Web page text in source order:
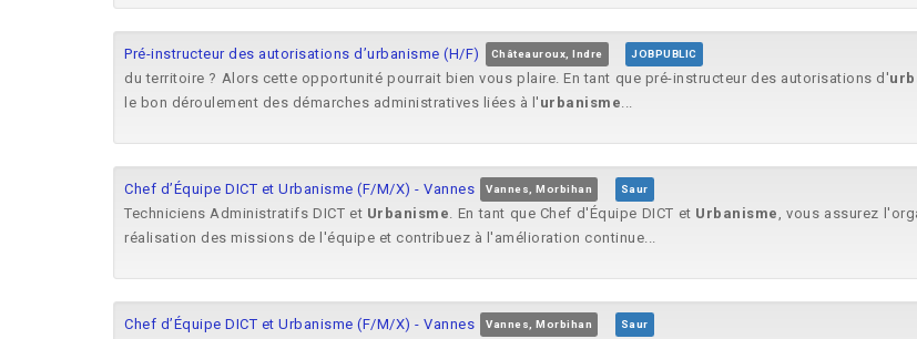
Pré-instructeur des autorisations d’urbanisme (H/F) Châteauroux, Indre JOBPUBLIC
du territoire ? Alors cette opportunité pourrait bien vous plaire. En tant que pré-instructeur des autorisations d'
le bon déroulement des démarches administratives liées à l' urbanisme...
Chef d’Équipe DICT et Urbanisme (F/M/X) - Vannes Vannes, Morbihan Saur
Techniciens Administratifs DICT et Urbanisme. En tant que Chef d'Équipe DICT et Urbanisme , vous assurez
réalisation des missions de l'équipe et contribuez à l'amélioration continue...
Chef d’Équipe DICT et Urbanisme (F/M/X) - Vannes Vannes, Morbihan Saur